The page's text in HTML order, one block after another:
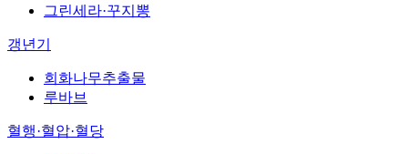
그린세라·꾸지뽕
갱년기
회화나무추출물
루바브
혈행·혈압·혈당